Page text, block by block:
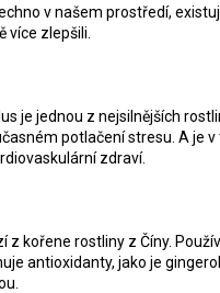
v našem prostředí,
více zlepšili.
je jednou z nejsilnějších
potlačení stresu. A je
zdraví.
z kořene rostliny z Číny.
antioxidanty, jako je